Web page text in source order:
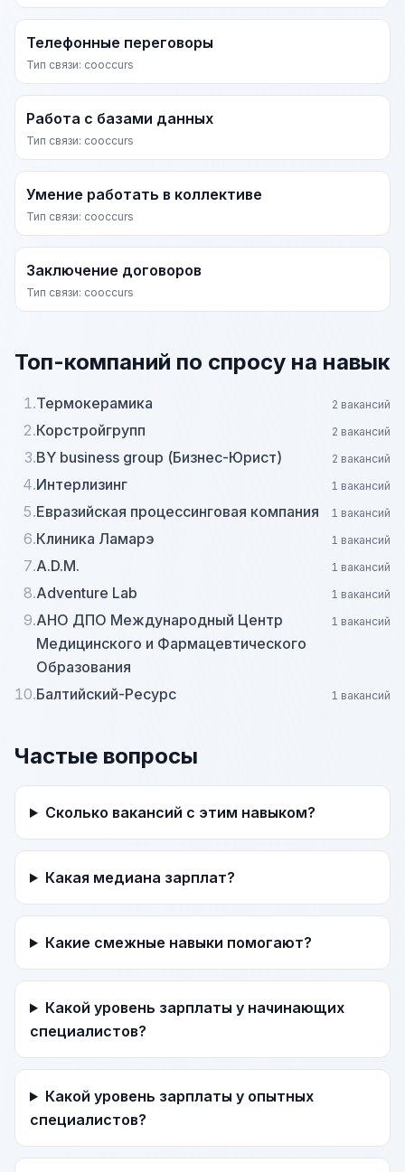
Телефонные переговоры
Тип связи: cooccurs
Работа с базами данных
Тип связи: cooccurs
Умение работать в коллективе
Тип связи: cooccurs
Заключение договоров
Тип связи: cooccurs
Топ-компаний по спросу на навык
1.Термокерамика 2 вакансий
2.Корстройгрупп 2 вакансий
3.BY business group (Бизнес-Юрист) 2 вакансий
4.Интерлизинг 1 вакансий
5.Евразийская процессинговая компания 1 вакансий
6.Клиника Ламарэ 1 вакансий
7.A.D.M. 1 вакансий
8.Adventure Lab 1 вакансий
9.АНО ДПО Международный Центр
Медицинского и Фармацевтического
Образования
1 вакансий
10.Балтийский-Ресурс 1 вакансий
Частые вопросы
Сколько вакансий с этим навыком?
Какая медиана зарплат?
Какие смежные навыки помогают?
Какой уровень зарплаты у начинающих
специалистов?
Какой уровень зарплаты у опытных
специалистов?